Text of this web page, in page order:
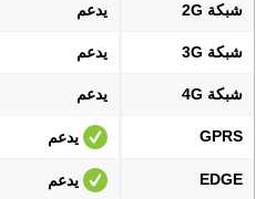
شبكة 2G يدعم
شبكة 3G يدعم
شبكة 4G يدعم
GPRS يدعم
EDGE يدعم